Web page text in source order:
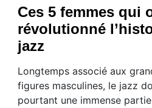
Ces 5 femmes qui
révolutionné
jazz
Longtemps associé aux
figures masculines, le jazz
pourtant une immense